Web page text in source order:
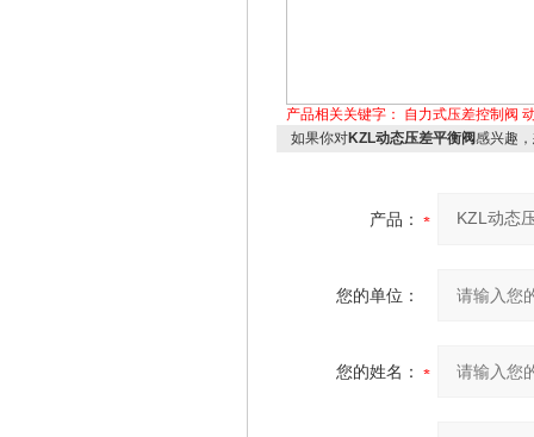
产品相关关键字： 自力式压差控制阀
如果你对KZL动态压差平衡阀感兴趣
产品：
您的单位：
您的姓名：